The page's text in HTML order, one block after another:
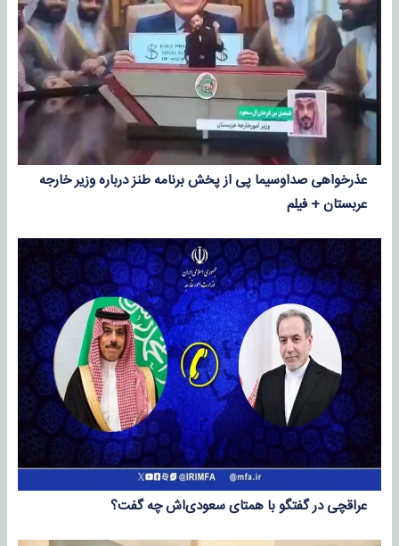
عذرخواهی صداوسیما پی از پخش برنامه طنز درباره وزیر خارجه
عربستان + فیلم
عراقچی در گفتگو با همتای سعودی‌اش چه گفت؟